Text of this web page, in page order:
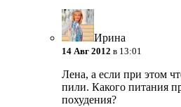
Ирина
14 Авг 2012 в 13:01
Лена, а если при этом
пили. Какого питания
похудения?